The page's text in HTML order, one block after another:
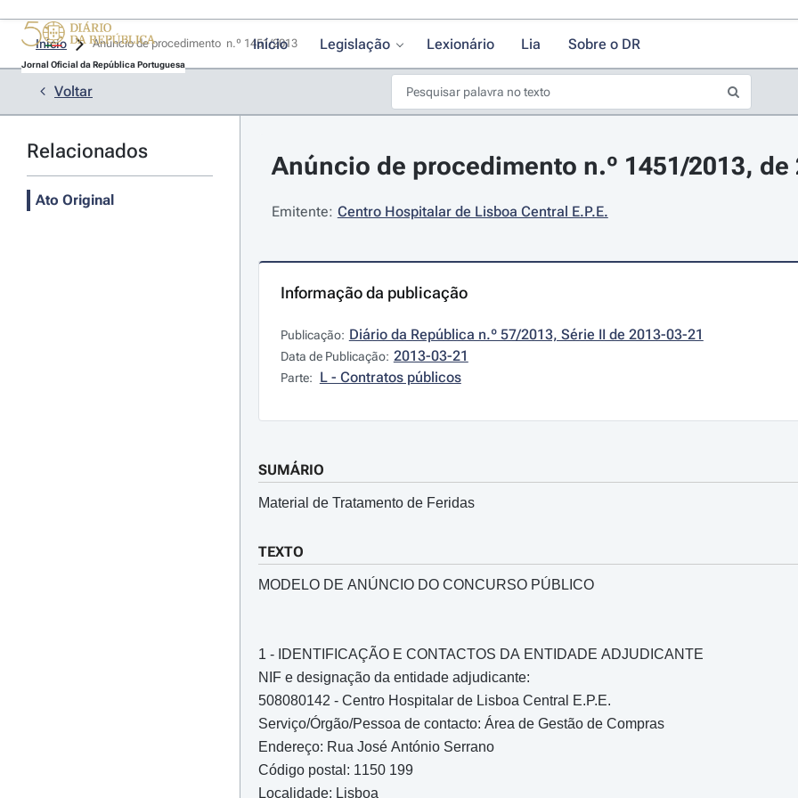
Jornal Oficial da República Portuguesa
Início Legislação Lexionário Lia Sobre o DR
Início
Voltar
Relacionados
Ato Original
Anúncio de procedimento n.º 1451/2013, de
Emitente: Centro Hospitalar de Lisboa Central E.P.E.
Informação da publicação
Publicação: Diário da República n.º 57/2013, Série II de 2013-03-21
Data de Publicação: 2013-03-21
Parte: L - Contratos públicos
SUMÁRIO
Material de Tratamento de Feridas
TEXTO
MODELO DE ANÚNCIO DO CONCURSO PÚBLICO
1 - IDENTIFICAÇÃO E CONTACTOS DA ENTIDADE ADJUDICANTE
NIF e designação da entidade adjudicante:
508080142 - Centro Hospitalar de Lisboa Central E.P.E.
Serviço/Órgão/Pessoa de contacto: Área de Gestão de Compras
Endereço: Rua José António Serrano
Código postal: 1150 199
Localidade: Lisboa